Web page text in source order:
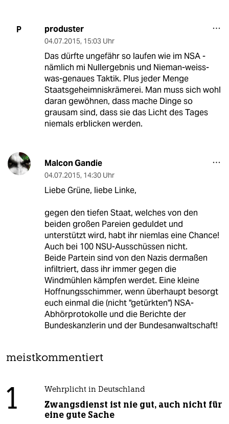
P produster
04.07.2015, 15:03 Uhr
Das dürfte ungefähr so laufen wie im NSA -
nämlich mi Nullergebnis und Nieman-weiss-
was-genaues Taktik. Plus jeder Menge
Staatsgeheimniskrämerei. Man muss sich wohl
daran gewöhnen, dass mache Dinge so
grausam sind, dass sie das Licht des Tages
niemals erblicken werden.
Malcon Gandie
04.07.2015, 14:30 Uhr
Liebe Grüne, liebe Linke,
gegen den tiefen Staat, welches von den
beiden großen Pareien geduldet und
unterstützt wird, habt ihr niemlas eine Chance!
Auch bei 100 NSU-Ausschüssen nicht.
Beide Partein sind von den Nazis dermaßen
infiltriert, dass ihr immer gegen die
Windmühlen kämpfen werdet. Eine kleine
Hoffnungsschimmer, wenn überhaupt besorgt
euch einmal die (nicht "getürkten") NSA-
Abhörprotokolle und die Berichte der
Bundeskanzlerin und der Bundesanwaltschaft!
meistkommentiert
1 Wehrplicht in Deutschland
Zwangsdienst ist nie gut, auch nicht für
eine gute Sache